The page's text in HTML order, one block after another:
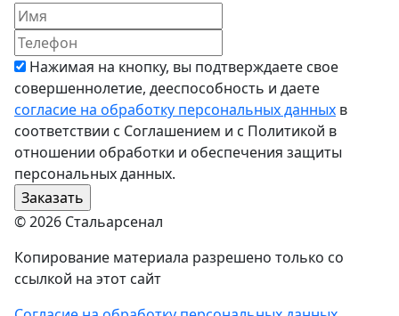
Нажимая на кнопку, вы подтверждаете свое
совершеннолетие, дееспособность и даете
согласие на обработку персональных данных в
соответствии с Соглашением и с Политикой в
отношении обработки и обеспечения защиты
персональных данных.
© 2026 Стальарсенал
Копирование материала разрешено только со
ссылкой на этот сайт